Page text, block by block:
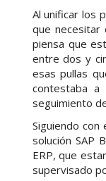
Al unificar los
que necesitar
piensa que
entre dos y
esas pullas
contestaba a
seguimiento
Siguiendo
solución SAP
ERP, que
supervisado